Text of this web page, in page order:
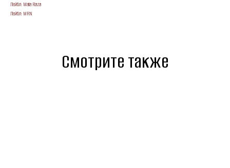
Лейбл: Mala Raza
Лейбл: MRN
Смотрите также